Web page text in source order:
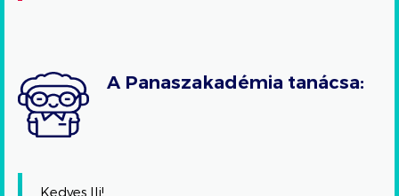
A Panaszakadémia tanácsa:
Kedves Ili!